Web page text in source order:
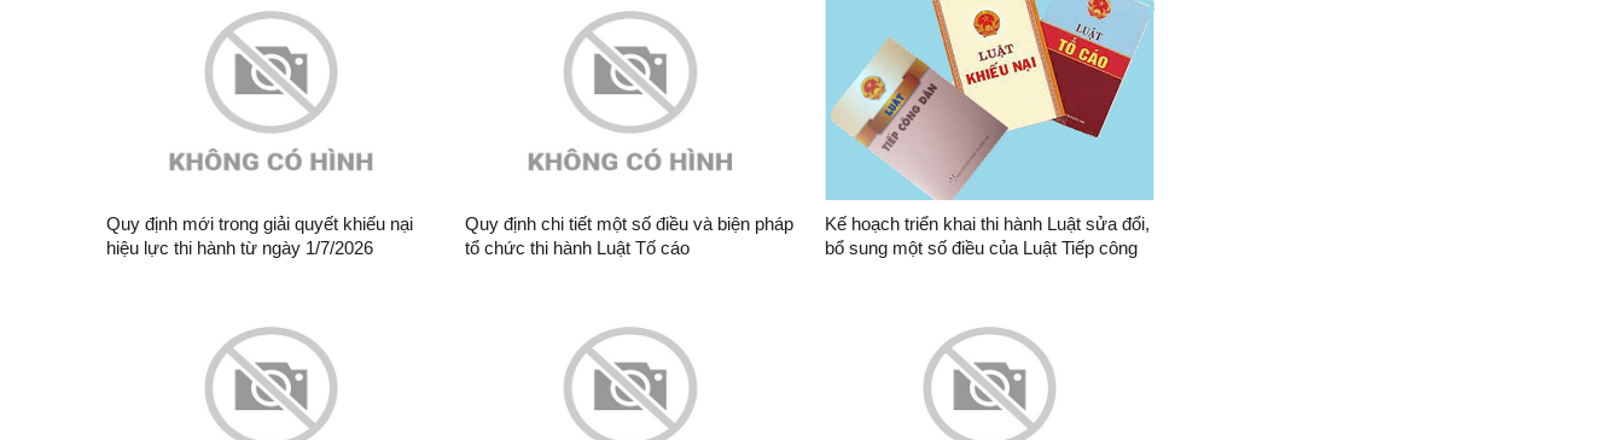
Quy định mới trong giải quyết khiếu nại
hiệu lực thi hành từ ngày 1/7/2026
Quy định chi tiết một số điều và biện pháp
tổ chức thi hành Luật Tố cáo
Kế hoạch triển khai thi hành Luật sửa đổi,
bổ sung một số điều của Luật Tiếp công